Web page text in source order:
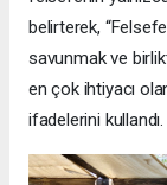
belirterek,
savunmak ve
en çok ihtiyacı
ifadelerini kullandı.